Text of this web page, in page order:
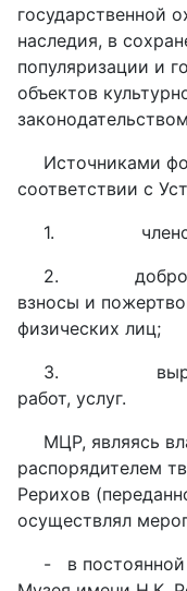
государственной
наследия, в
популяризации и
объектов
Источниками
соответствии с
1.
2.
взносы и
физических лиц;
3.
работ, услуг.
МЦР, являясь
распорядителем
Рерихов
осуществлял
- в